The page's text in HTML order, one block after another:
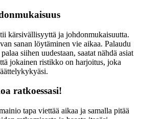
kärsivällisyyttä ja johdonmukaisuutta.
sanan löytäminen vie aikaa. Palaudu
siihen uudestaan, saatat nähdä asiat
jokainen ristikko on harjoitus, joka
ratkoessasi!
tapa viettää aikaa ja samalla pitää